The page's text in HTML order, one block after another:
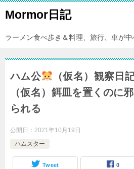
Mormor日記
ラーメン食べ歩き＆料理、旅行、車が中
ハム公
（仮名）観察日
（仮名）餌皿を置くのに
られる
公開日： 2021年10月19日
ハムスター
Tweet 0